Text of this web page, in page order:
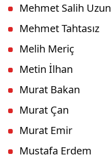
Mehmet Salih Uzun
Mehmet Tahtasız
Melih Meriç
Metin İlhan
Murat Bakan
Murat Çan
Murat Emir
Mustafa Erdem